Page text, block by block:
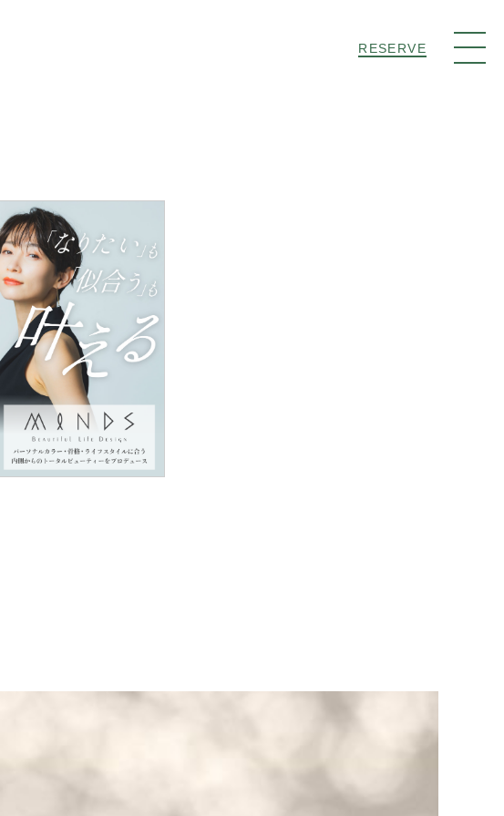
RESERVE